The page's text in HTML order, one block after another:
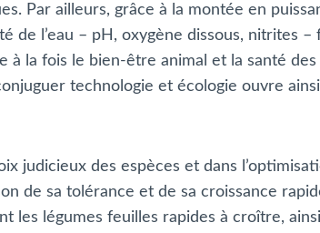
Par ailleurs, grâce à la montée en
de l’eau – pH, oxygène dissous,
la fois le bien-être animal et la santé
technologie et écologie ouvre
judicieux des espèces et dans
de sa tolérance et de sa croissance
les légumes feuilles rapides à croître,